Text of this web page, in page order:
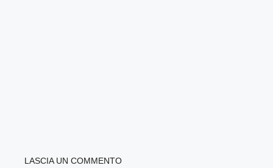
LASCIA UN COMMENTO